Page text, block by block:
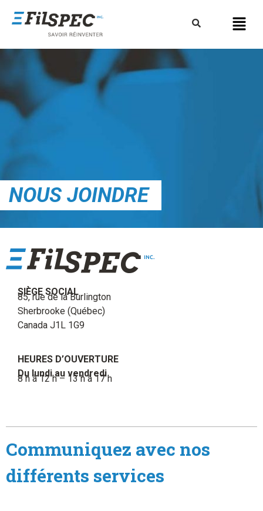
NOUS JOINDRE
SIÈGE SOCIAL
85, rue de la Burlington
Sherbrooke (Québec)
Canada J1L 1G9
HEURES D’OUVERTURE
Du lundi au vendredi
8 h à 12 h – 13 h à 17 h
Communiquez avec nos
différents services